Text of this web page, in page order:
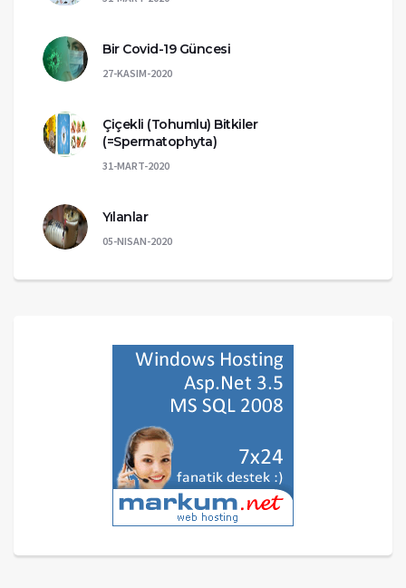
Bir Covid-19 Güncesi
27-KASIM-2020
Çiçekli (Tohumlu) Bitkiler
(=Spermatophyta)
31-MART-2020
Yılanlar
05-NISAN-2020